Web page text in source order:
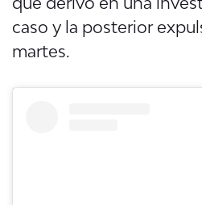
caso y la posterior
martes.